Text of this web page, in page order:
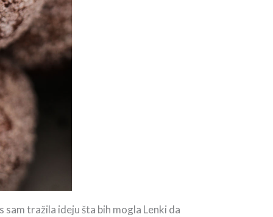
tražila ideju šta bih mogla Lenki da